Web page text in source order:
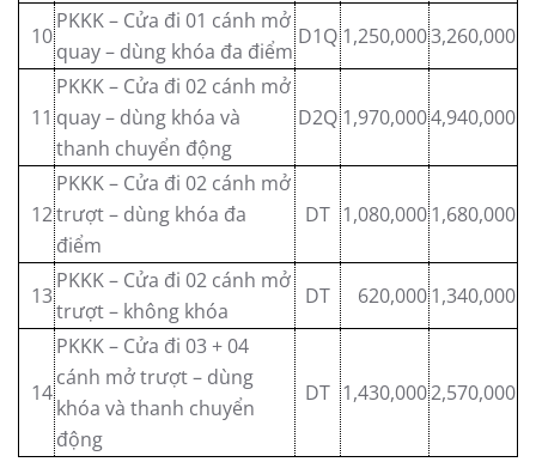
10
PKKK – Cửa đi 01 cánh mở
quay – dùng khóa đa điểm
D1Q 1,250,0003,260,000
11
PKKK – Cửa đi 02 cánh mở
quay – dùng khóa và
thanh chuyển động
D2Q 1,970,0004,940,000
12
PKKK – Cửa đi 02 cánh mở
trượt – dùng khóa đa
điểm
DT 1,080,0001,680,000
13
PKKK – Cửa đi 02 cánh mở
trượt – không khóa
DT 620,0001,340,000
14
PKKK – Cửa đi 03 + 04
cánh mở trượt – dùng
khóa và thanh chuyển
động
DT 1,430,0002,570,000